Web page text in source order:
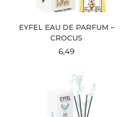
EYFEL EAU DE PARFUM –
CROCUS
6,49